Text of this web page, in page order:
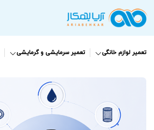
تعمیر لوازم خانگی تعمیر سرمایشی و گرمایشی